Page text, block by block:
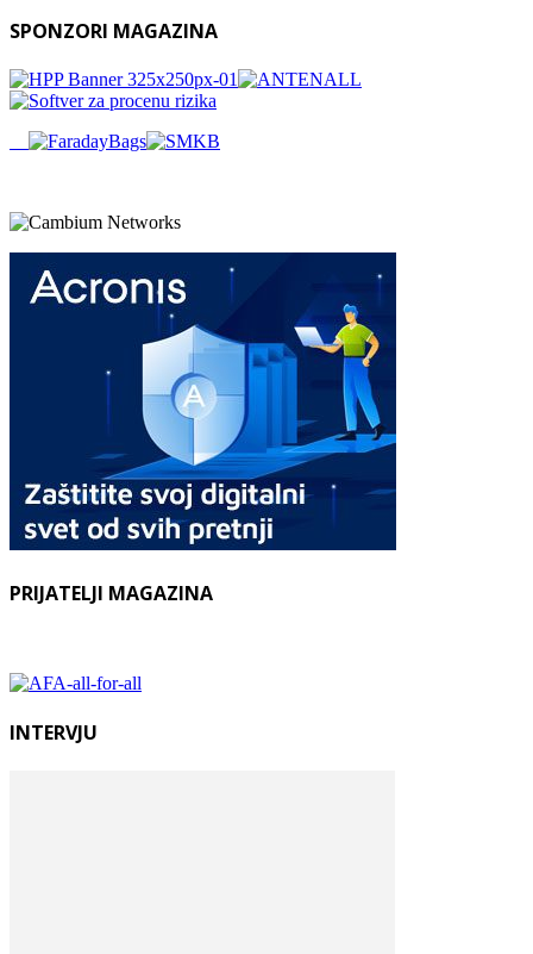
SPONZORI MAGAZINA
PRIJATELJI MAGAZINA
INTERVJU